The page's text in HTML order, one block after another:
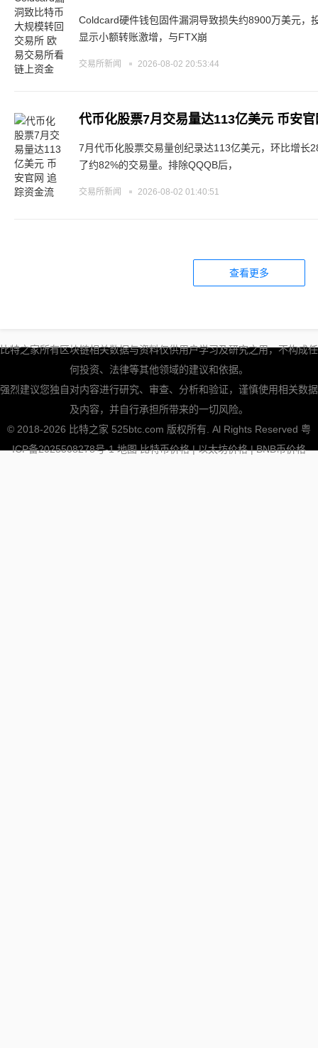
Coldcard硬件钱包固件漏洞导致损失约8900万美元，
显示小额转账激增，与FTX崩
交易所新闻 2026-08-02 20:53:44
代币化股票7月交易量达113亿美元 币安
7月代币化股票交易量创纪录达113亿美元，环比增长
了约82%的交易量。排除QQQB后，
交易所新闻 2026-08-02 01:40:51
查看更多
比特之家所有区块链相关数据与资料仅供用户学习及研究之用，不构成任
何投资、法律等其他领域的建议和依据。
强烈建议您独自对内容进行研究、审查、分析和验证，谨慎使用相关数据
及内容，并自行承担所带来的一切风险。
© 2018-2026 比特之家 525btc.com 版权所有. Al Rights Reserved 粤
ICP备2025508278号-1 地图 比特币价格|以太坊价格|BNB币价格